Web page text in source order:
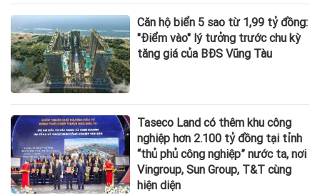
Căn hộ biển 5 sao từ 1,99 tỷ đồng:
"Điểm vào" lý tưởng trước chu kỳ
tăng giá của BĐS Vũng Tàu
Taseco Land có thêm khu công
nghiệp hơn 2.100 tỷ đồng tại tỉnh
“thủ phủ công nghiệp” nước ta, nơi
Vingroup, Sun Group, T&T cùng
hiện diện